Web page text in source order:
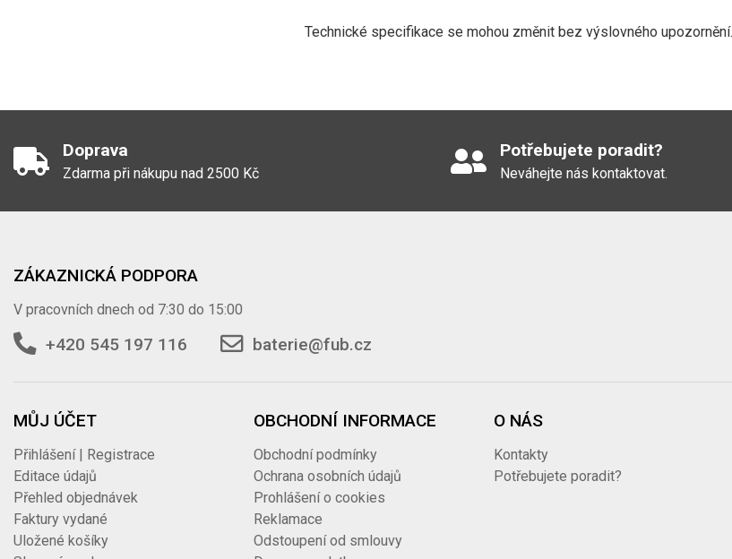
Technické specifikace se mohou změnit bez výslovného
Doprava
Zdarma při nákupu nad 2500 Kč
Potřebujete poradit?
Neváhejte nás kontaktovat.
ZÁKAZNICKÁ PODPORA
V pracovních dnech od 7:30 do 15:00
+420 545 197 116 baterie@fub.cz
MŮJ ÚČET
Přihlášení | Registrace
Editace údajů
Přehled objednávek
Faktury vydané
Uložené košíky
OBCHODNÍ INFORMACE
Obchodní podmínky
Ochrana osobních údajů
Prohlášení o cookies
Reklamace
Odstoupení od smlouvy
O NÁS
Kontakty
Potřebujete poradit?